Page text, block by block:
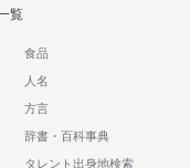
覧
食品
人名
方言
辞書・百科事典
タレント出身地検索